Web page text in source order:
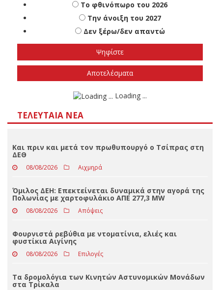
Πότε πιστεύετε ότι θα γίνουν οι εθνικές
εκλογές
Το φθινόπωρο του 2026
Την άνοιξη του 2027
Δεν ξέρω/δεν απαντώ
ΤΕΛΕΥΤΑΊΑ ΝΈΑ
Και πριν και μετά τον πρωθυπουργό ο Τσίπρας στη
ΔΕΘ
08/08/2026 Αιχμηρά
Όμιλος ΔΕΗ: Επεκτείνεται δυναμικά στην αγορά της
Πολωνίας με χαρτοφυλάκιο ΑΠΕ 277,3 MW
08/08/2026 Απόψεις
Φουρνιστά ρεβύθια με ντοματίνια, ελιές και
φυστίκια Αιγίνης